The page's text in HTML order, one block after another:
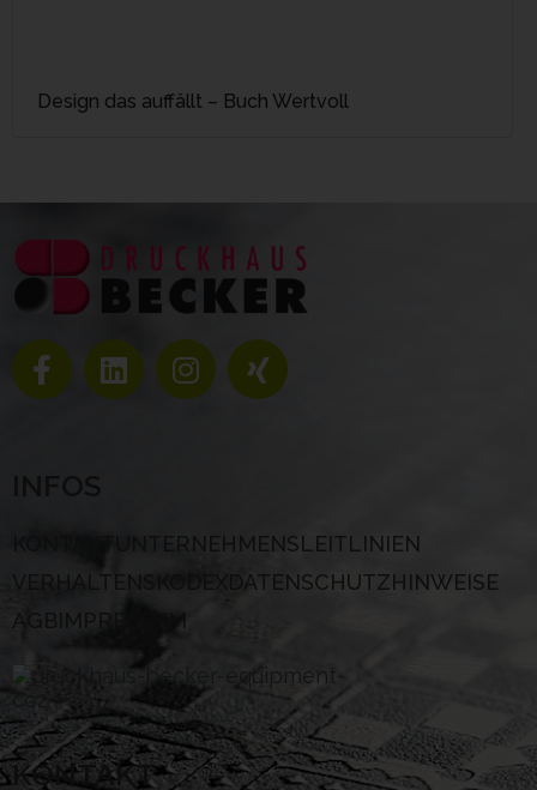
Design das auffällt – Buch Wertvoll
UNTERNEHMENSLEITLINIEN
VERHALTENSKODEX
DATENSCHUTZHINWEISE
AGB
IMPRESSUM
KONTAKT